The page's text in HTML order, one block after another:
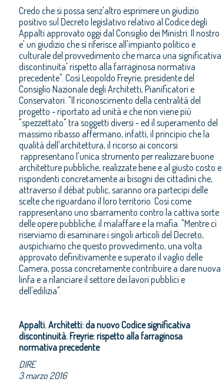
Credo che si possa senz'altro esprimere un giudizio
positivo sul Decreto legislativo relativo al Codice degli
Appalti approvato oggi dal Consiglio dei Ministri. Il nostro
e' un giudizio che si riferisce all'impianto politico e
culturale del provvedimento che marca una significativa
discontinuita' rispetto alla farraginosa normativa
precedente". Così Leopoldo Freyrie, presidente del
Consiglio Nazionale degli Architetti, Pianificatori e
Conservatori. "Il riconoscimento della centralità del
progetto - riportato ad unità e che non viene più
"spezzettato" tra soggetti diversi - ed il superamento del
massimo ribasso affermano, infatti, il principio che la
qualità dell'architettura, il ricorso ai concorsi
rappresentano l'unica strumento per realizzare buone
architetture pubbliche, realizzate bene e al giusto costo e
rispondenti concretamente ai bisogni dei cittadini che,
attraverso il débat public, saranno ora partecipi delle
scelte che riguardano il loro territorio. Così come
rappresentano uno sbarramento contro la cattiva sorte
delle opere pubbliche, il malaffare e la mafia. "Mentre ci
riserviamo di esaminare i singoli articoli del Decreto,
auspichiamo che questo provvedimento, una volta
approvato definitivamente e superato il vaglio delle
Camera, possa concretamente contribuire a dare nuova
linfa e a rilanciare il settore dei lavori pubblici e
dell'edilizia".
Appalti. Architetti: da nuovo Codice significativa
discontinuità. Freyrie: rispetto alla farraginosa
normativa precedente
DIRE
3 marzo 2016